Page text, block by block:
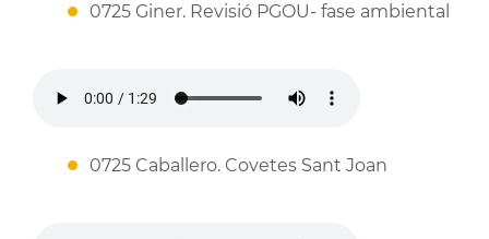
0725 Giner. Revisió PGOU- fase ambiental
0725 Caballero. Covetes Sant Joan